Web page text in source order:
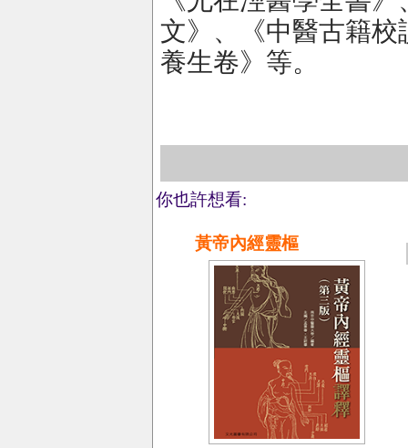
文》、《中醫古籍校
養生卷》等。
你也許想看:
黃帝內經靈樞